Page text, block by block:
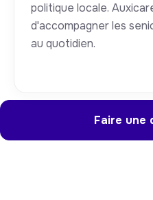
politique locale.
d'accompagner les
au quotidien.
Faire une